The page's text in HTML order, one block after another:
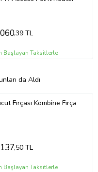
,39 TL
Başlayan Taksitlerle
da Aldı
Fırçası Kombine Fırça
,50 TL
Başlayan Taksitlerle